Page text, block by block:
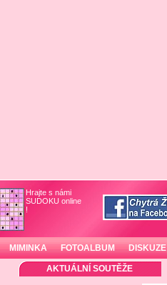
Hrajte s námi
SUDOKU online
!
MIMINKA FOTOALBUM DISKUZE
AKTUÁLNÍ SOUTĚŽE